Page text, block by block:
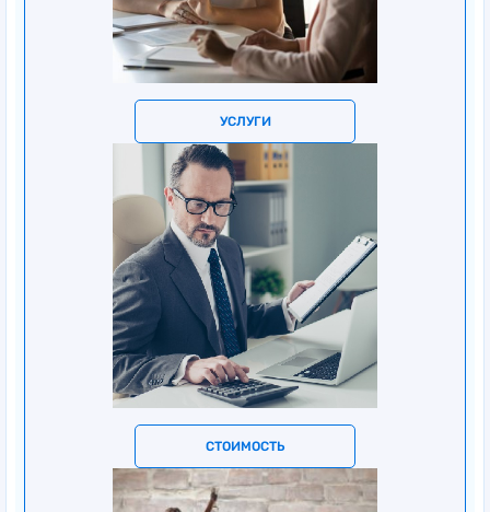
УСЛУГИ
СТОИМОСТЬ